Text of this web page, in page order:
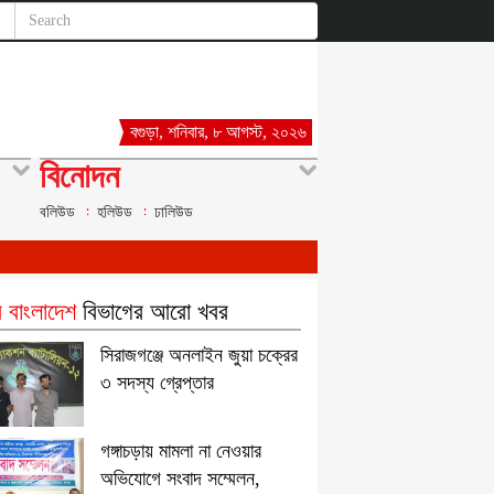
বগুড়া, শনিবার, ৮ আগস্ট, ২০২৬
বিনোদন
বলিউড হলিউড ঢালিউড
বিভাগের আরো খবর
সিরাজগঞ্জে অনলাইন জুয়া চক্রের
৩ সদস্য গ্রেপ্তার
গঙ্গাচড়ায় মামলা না নেওয়ার
অভিযোগে সংবাদ সম্মেলন,